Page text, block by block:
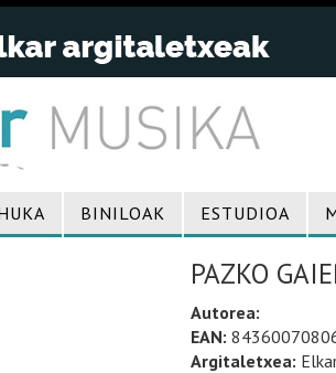
BINILOAK ESTUDIOA
PAZKO
Autorea:
EAN:
Argitaletxea: